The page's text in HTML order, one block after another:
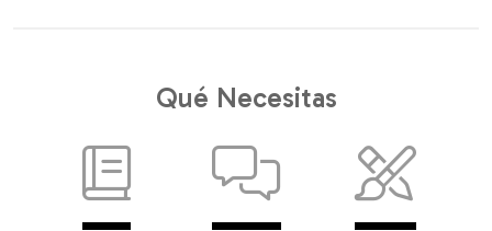
Qué Necesitas